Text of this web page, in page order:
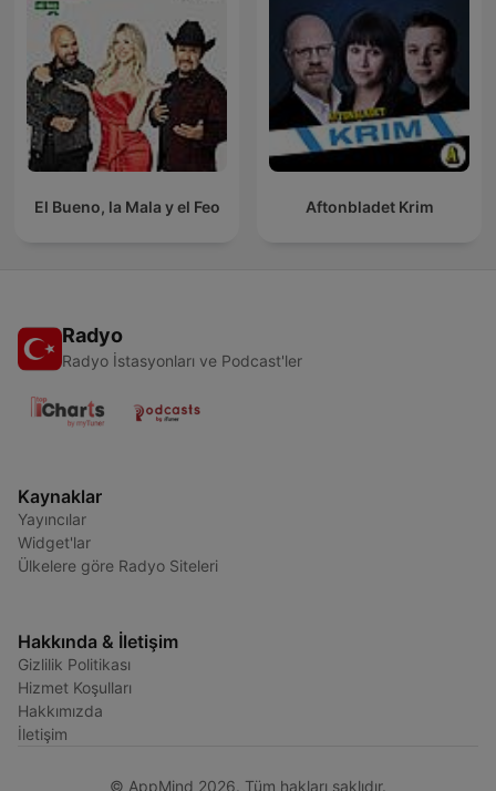
El Bueno, la Mala y el Feo Aftonbladet Krim
Radyo
Radyo İstasyonları ve Podcast'ler
Kaynaklar
Yayıncılar
Widget'lar
Ülkelere göre Radyo Siteleri
Hakkında & İletişim
Gizlilik Politikası
Hizmet Koşulları
Hakkımızda
İletişim
© AppMind 2026. Tüm hakları saklıdır.